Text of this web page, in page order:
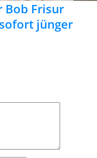
Bob Frisur
jünger